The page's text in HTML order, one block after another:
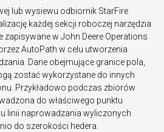
lub wysiewu odbiornik StarFire
każdej sekcji roboczej narzędzia.
zapisywane w John Deere Operations
AutoPath w celu utworzenia
Dane obejmujące granice pola,
zostać wykorzystane do innych
Przykładowo podczas zbiorów
do właściwego punktu
linii naprowadzania wyliczonych
do szerokości hedera.